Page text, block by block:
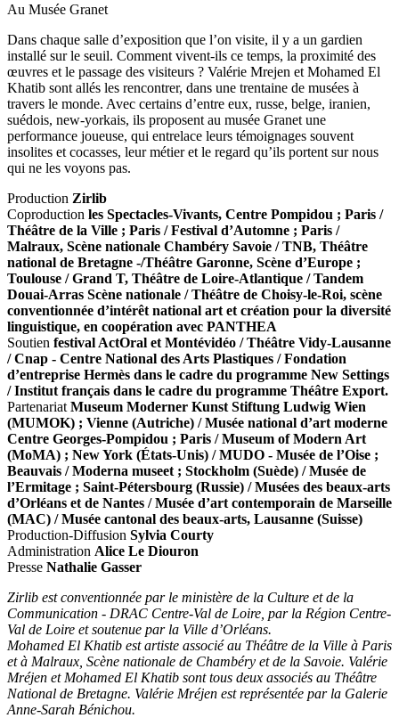
Au Musée Granet
Dans chaque salle d’exposition que l’on visite, il y a un gardien
installé sur le seuil. Comment vivent-ils ce temps, la proximité des
œuvres et le passage des visiteurs ? Valérie Mrejen et Mohamed El
Khatib sont allés les rencontrer, dans une trentaine de musées à
travers le monde. Avec certains d’entre eux, russe, belge, iranien,
suédois, new-yorkais, ils proposent au musée Granet une
performance joueuse, qui entrelace leurs témoignages souvent
insolites et cocasses, leur métier et le regard qu’ils portent sur nous
qui ne les voyons pas.
Production Zirlib
Coproduction les Spectacles-Vivants, Centre Pompidou ; Paris /
Théâtre de la Ville ; Paris / Festival d’Automne ; Paris /
Malraux, Scène nationale Chambéry Savoie / TNB, Théâtre
national de Bretagne -/Théâtre Garonne, Scène d’Europe ;
Toulouse / Grand T, Théâtre de Loire-Atlantique / Tandem
Douai-Arras Scène nationale / Théâtre de Choisy-le-Roi, scène
conventionnée d’intérêt national art et création pour la diversité
linguistique, en coopération avec PANTHEA
Soutien festival ActOral et Montévidéo / Théâtre Vidy-Lausanne
/ Cnap - Centre National des Arts Plastiques / Fondation
d’entreprise Hermès dans le cadre du programme New Settings
/ Institut français dans le cadre du programme Théâtre Export.
Partenariat Museum Moderner Kunst Stiftung Ludwig Wien
(MUMOK) ; Vienne (Autriche) / Musée national d’art moderne
Centre Georges-Pompidou ; Paris / Museum of Modern Art
(MoMA) ; New York (États-Unis) / MUDO - Musée de l’Oise ;
Beauvais / Moderna museet ; Stockholm (Suède) / Musée de
l’Ermitage ; Saint-Pétersbourg (Russie) / Musées des beaux-arts
d’Orléans et de Nantes / Musée d’art contemporain de Marseille
(MAC) / Musée cantonal des beaux-arts, Lausanne (Suisse)
Production-Diffusion Sylvia Courty
Administration Alice Le Diouron
Presse Nathalie Gasser
Zirlib est conventionnée par le ministère de la Culture et de la
Communication - DRAC Centre-Val de Loire, par la Région Centre-
Val de Loire et soutenue par la Ville d’Orléans.
Mohamed El Khatib est artiste associé au Théâtre de la Ville à Paris
et à Malraux, Scène nationale de Chambéry et de la Savoie. Valérie
Mréjen et Mohamed El Khatib sont tous deux associés au Théâtre
National de Bretagne. Valérie Mréjen est représentée par la Galerie
Anne-Sarah Bénichou.